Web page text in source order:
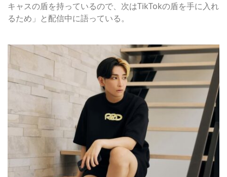
キャスの盾を持っているので、次はTikTokの盾を手に入れ
るため」と配信中に語っている。